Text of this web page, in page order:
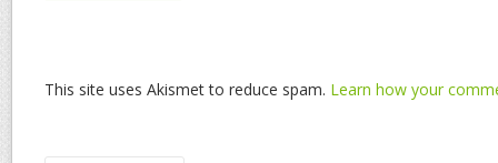
This site uses Akismet to reduce spam. Learn how your